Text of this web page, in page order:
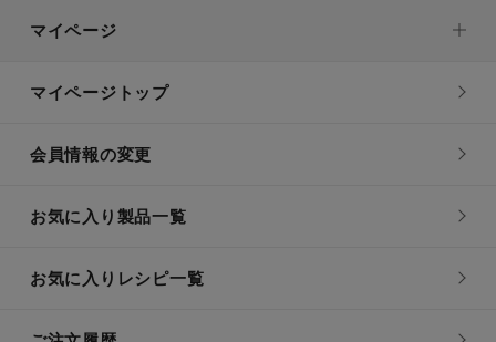
マイページ
マイページトップ
会員情報の変更
お気に入り製品一覧
お気に入りレシピ一覧